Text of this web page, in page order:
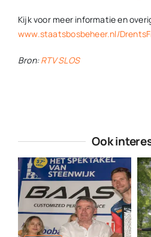
Kijk voor meer informatie en
www.staatsbosbeheer.nl/
Bron:RTV SLOS
Ook